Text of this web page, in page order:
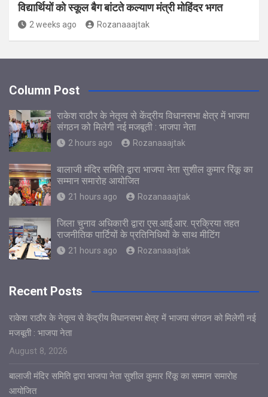
विद्यार्थियों को स्कूल बैग बांटते कल्याण मंत्री मोहिंदर भगत
2 weeks ago Rozanaaajtak
Column Post
राकेश राठौर के नेतृत्व से केंद्रीय विधानसभा क्षेत्र में भाजपा
संगठन को मिलेगी नई मजबूती : भाजपा नेता
2 hours ago Rozanaaajtak
बालाजी मंदिर समिति द्वारा भाजपा नेता सुशील कुमार रिंकू का
सम्मान समारोह आयोजित
21 hours ago Rozanaaajtak
जिला चुनाव अधिकारी द्वारा एस.आई.आर. प्रक्रिया तहत
राजनीतिक पार्टियों के प्रतिनिधियों के साथ मीटिंग
21 hours ago Rozanaaajtak
Recent Posts
राकेश राठौर के नेतृत्व से केंद्रीय विधानसभा क्षेत्र में भाजपा संगठन को मिलेगी नई
मजबूती : भाजपा नेता
August 8, 2026
बालाजी मंदिर समिति द्वारा भाजपा नेता सुशील कुमार रिंकू का सम्मान समारोह
आयोजित